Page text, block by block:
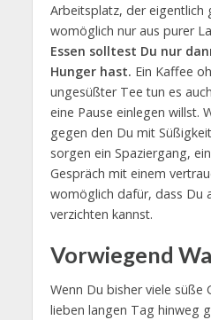
Arbeitsplatz, der eigentlich
womöglich nur aus purer
Essen solltest Du nur
Hunger hast. Ein Kaffee
ungesüßter Tee tun es
eine Pause einlegen willst.
gegen den Du mit
sorgen ein Spaziergang,
Gespräch mit einem
womöglich dafür, dass Du
verzichten kannst.
Vorwiegend
Wenn Du bisher viele süße
lieben langen Tag hinweg